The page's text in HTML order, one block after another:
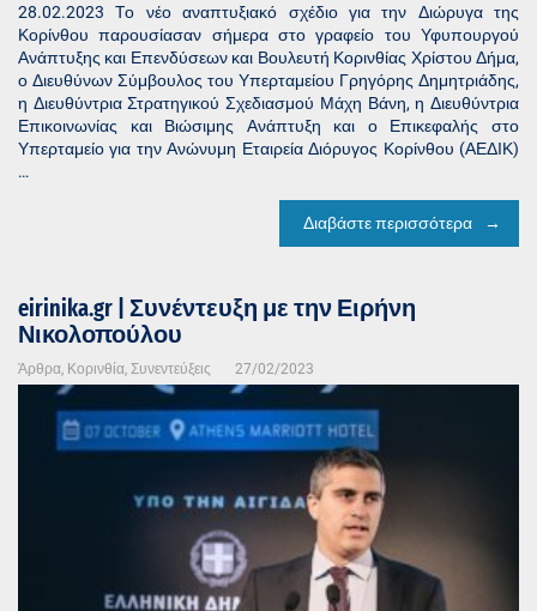
28.02.2023 Tο νέο αναπτυξιακό σχέδιο για την Διώρυγα της
Κορίνθου παρουσίασαν σήμερα στο γραφείο του Υφυπουργού
Ανάπτυξης και Επενδύσεων και Βουλευτή Κορινθίας Χρίστου Δήμα,
ο Διευθύνων Σύμβουλος του Υπερταμείου Γρηγόρης Δημητριάδης,
η Διευθύντρια Στρατηγικού Σχεδιασμού Μάχη Βάνη, η Διευθύντρια
Επικοινωνίας και Βιώσιμης Ανάπτυξη και ο Επικεφαλής στο
Υπερταμείο για την Ανώνυμη Εταιρεία Διόρυγος Κορίνθου (ΑΕΔΙΚ)
…
Διαβάστε περισσότερα
eirinika.gr | Συνέντευξη με την Ειρήνη
Νικολοπούλου
Άρθρα, Κορινθία, Συνεντεύξεις 27/02/2023